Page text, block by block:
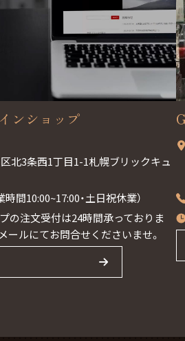
ンショップ
北3条西1丁目1-1札幌ブリックキュ
間10:00~17:00・土日祝休業）
の注文受付は24時間承っておりま
ールにてお問合せくださいませ。